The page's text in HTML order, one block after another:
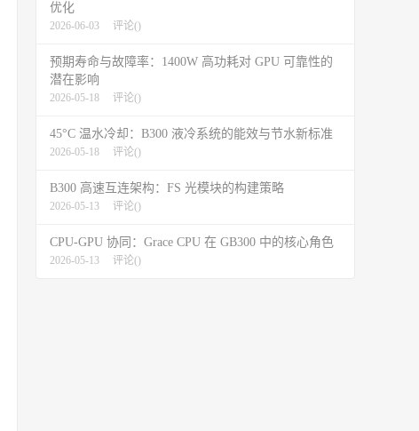
优化
2026-06-03 评论()
预期寿命与故障率：1400W 高功耗对 GPU 可靠性的
潜在影响
2026-05-18 评论()
45°C 温水冷却：B300 液冷系统的能效与节水新标准
2026-05-18 评论()
B300 高速互连架构：FS 光模块的构建策略
2026-05-13 评论()
CPU-GPU 协同：Grace CPU 在 GB300 中的核心角色
2026-05-13 评论()